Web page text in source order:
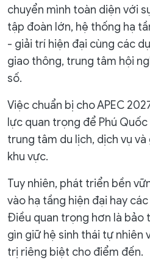
chuyển mình toàn diện với
tập đoàn lớn, hệ thống hạ
- giải trí hiện đại cùng các
giao thông, trung tâm hội
số.
Việc chuẩn bị cho APEC
lực quan trọng để Phú
trung tâm du lịch, dịch vụ
khu vực.
Tuy nhiên, phát triển bền
vào hạ tầng hiện đại hay
Điều quan trọng hơn là bảo
gìn giữ hệ sinh thái tự nhiên
trị riêng biệt cho điểm đến.